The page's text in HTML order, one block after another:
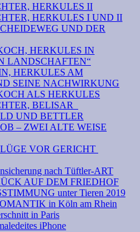
HERKULES II
HERKULES I UND II
UND DER
HERKULES IN
LANDSCHAFTEN“
HERKULES AM
SEINE NACHWIRKUNG
ALS HERKULES
BELISAR
UND BETTLER
– ZWEI ALTE WEISE
VOR GERICHT
nach Tüftler-ART
AUF DEM FRIEDHOF
unter Tieren 2019
in Köln am Rhein
in Paris
iPhone